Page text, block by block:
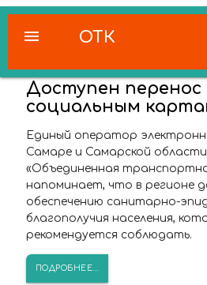
ОТК
menu
Доступен перенос
социальным
Единый оператор
Самаре и Самарской
«Объединенная
напоминает, что в регионе
обеспечению санитарно-
благополучия населения,
рекомендуется соблюдать.
ПОДРОБНЕЕ...